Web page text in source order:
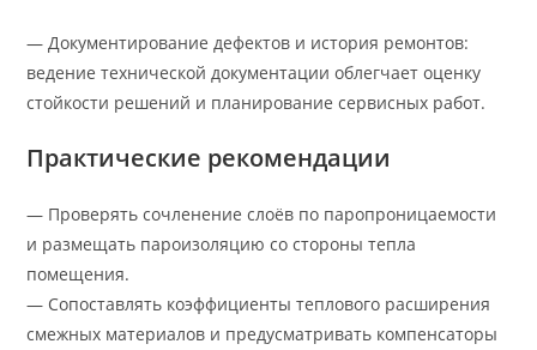
— Документирование дефектов и история ремонтов:
ведение технической документации облегчает оценку
стойкости решений и планирование сервисных работ.
Практические рекомендации
— Проверять сочленение слоёв по паропроницаемости
и размещать пароизоляцию со стороны тепла
помещения.
— Сопоставлять коэффициенты теплового расширения
смежных материалов и предусматривать компенсаторы